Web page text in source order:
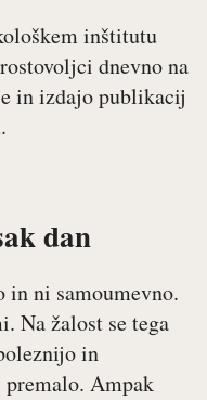
inštitutu
dnevno na
in izdajo publikacij
dan
in ni samoumevno.
Na žalost se tega
in
Ampak